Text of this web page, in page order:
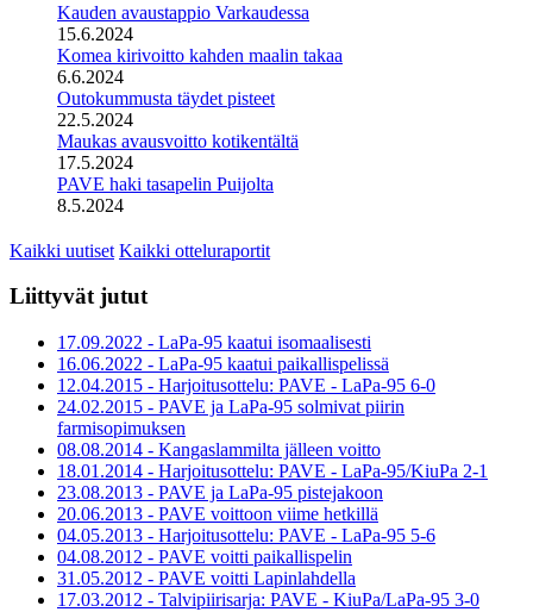
Kauden avaustappio Varkaudessa
15.6.2024
Komea kirivoitto kahden maalin takaa
6.6.2024
Outokummusta täydet pisteet
22.5.2024
Maukas avausvoitto kotikentältä
17.5.2024
PAVE haki tasapelin Puijolta
8.5.2024
Kaikki uutiset Kaikki otteluraportit
Liittyvät jutut
17.09.2022 - LaPa-95 kaatui isomaalisesti
16.06.2022 - LaPa-95 kaatui paikallispelissä
12.04.2015 - Harjoitusottelu: PAVE - LaPa-95 6-0
24.02.2015 - PAVE ja LaPa-95 solmivat piirin
farmisopimuksen
08.08.2014 - Kangaslammilta jälleen voitto
18.01.2014 - Harjoitusottelu: PAVE - LaPa-95/KiuPa 2-1
23.08.2013 - PAVE ja LaPa-95 pistejakoon
20.06.2013 - PAVE voittoon viime hetkillä
04.05.2013 - Harjoitusottelu: PAVE - LaPa-95 5-6
04.08.2012 - PAVE voitti paikallispelin
31.05.2012 - PAVE voitti Lapinlahdella
17.03.2012 - Talvipiirisarja: PAVE - KiuPa/LaPa-95 3-0